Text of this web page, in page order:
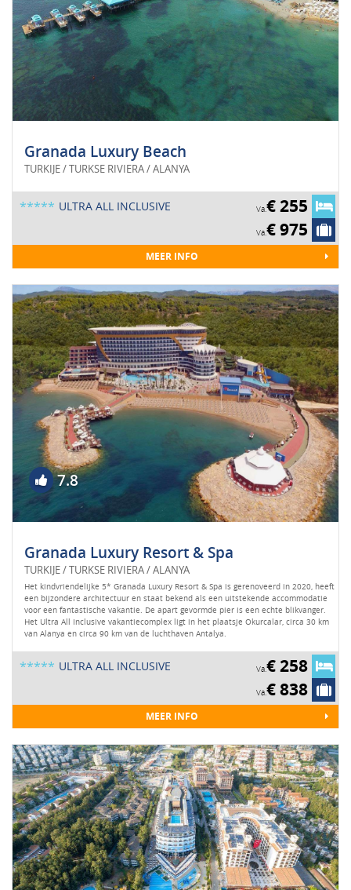
Granada Luxury Beach
TURKIJE / TURKSE RIVIERA / ALANYA
MEER INFO
ULTRA ALL INCLUSIVE
***** Va.€ 255
Va.€ 975
7.8
Granada Luxury Resort & Spa
TURKIJE / TURKSE RIVIERA / ALANYA
Het kindvriendelijke 5* Granada Luxury Resort & Spa is gerenoveerd in 2020, heeft
een bijzondere architectuur en staat bekend als een uitstekende accommodatie
voor een fantastische vakantie. De apart gevormde pier is een echte blikvanger.
Het Ultra All Inclusive vakantiecomplex ligt in het plaatsje Okurcalar, circa 30 km
van Alanya en circa 90 km van de luchthaven Antalya.
MEER INFO
ULTRA ALL INCLUSIVE
***** Va.€ 258
Va.€ 838